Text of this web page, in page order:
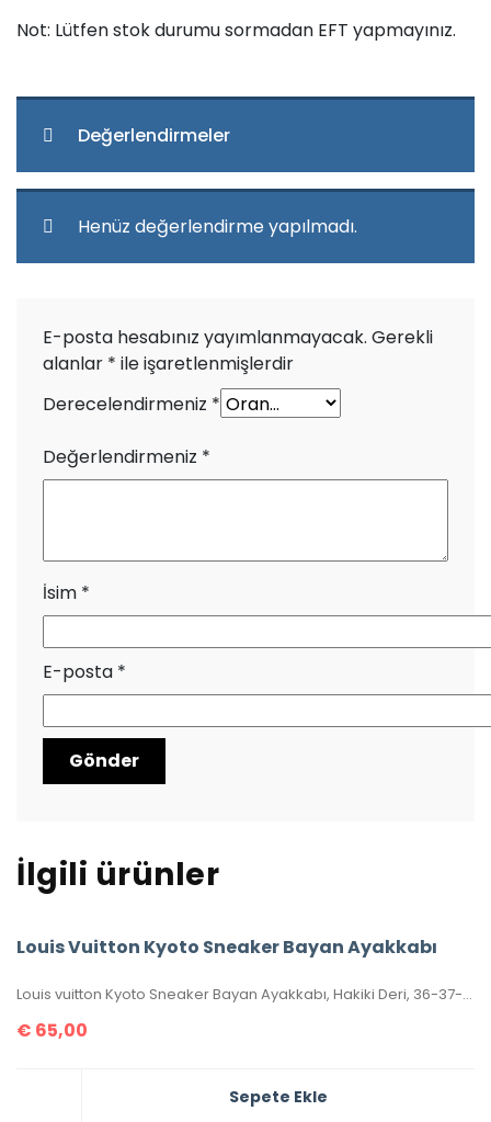
Not: Lütfen stok durumu sormadan EFT yapmayınız.
Değerlendirmeler
Henüz değerlendirme yapılmadı.
E-posta hesabınız yayımlanmayacak. Gerekli
alanlar * ile işaretlenmişlerdir
Derecelendirmeniz *
Değerlendirmeniz *
İsim *
E-posta *
İlgili ürünler
Louis Vuitton Kyoto Sneaker Bayan Ayakkabı
Louis vuitton Kyoto Sneaker Bayan Ayakkabı, Hakiki Deri, 36-37-38-39-40 Numaraları Mevcuttur.
€ 65,00
Sepete Ekle